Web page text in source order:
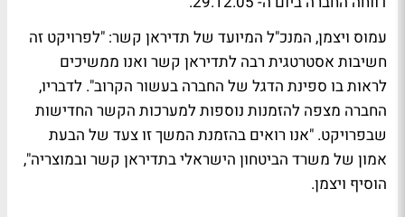
עמוס ויצמן, המנכ"ל המיועד של תדיראן קשר: "לפרויקט זה
חשיבות אסטרטגית רבה לתדיראן קשר ואנו ממשיכים
לראות בו ספינת הדגל של החברה בעשור הקרוב". לדבריו,
החברה מצפה להזמנות נוספות למערכות הקשר החדישות
שבפרויקט. "אנו רואים בהזמנת המשך זו צעד של הבעת
אמון של משרד הביטחון הישראלי בתדיראן קשר ובמוצריה",
הוסיף ויצמן.